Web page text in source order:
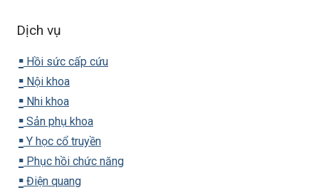
Dịch vụ
▪️ Hồi sức cấp cứu
▪️ Nội khoa
▪️ Nhi khoa
▪️ Sản phụ khoa
▪️ Y học cổ truyền
▪️ Phục hồi chức năng
▪️ Điện quang